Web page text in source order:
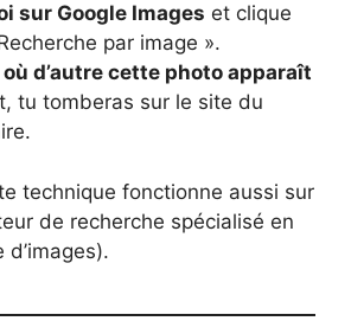
sur Google Images et clique
par image ».
où d’autre cette photo apparaît
tu tomberas sur le site du
technique fonctionne aussi sur
de recherche spécialisé en
d’images).